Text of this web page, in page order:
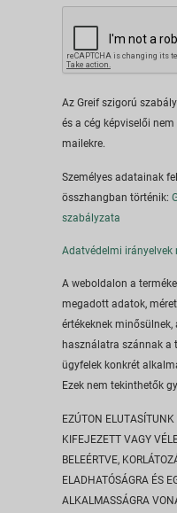
Az Greif szigorú
és a cég képviselői
mailekre.
Személyes adatainak
összhangban történik:
szabályzata
Adatvédelmi irányelvek
A weboldalon a
megadott adatok,
értékeknek
használatra szánnak a
ügyfelek konkrét
Ezek nem tekinthetők
EZÚTON
KIFEJEZETT VAGY
BELEÉRTVE,
ELADHATÓSÁGRA ÉS
ALKALMASSÁGRA